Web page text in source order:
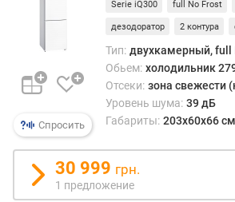
/
у
т
и
л
Спросить
Serie iQ300 full No Frost
дезодоратор 2 контура
Тип: двухкамерный, full
Обьем: холодильник
Отсеки: зона свежести
Уровень шума: 39 дБ
Габариты: 203x60x66 см
30 999 грн.
1 предложение